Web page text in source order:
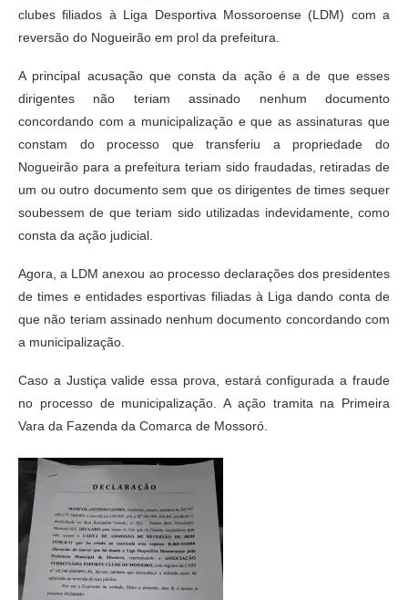
clubes filiados à Liga Desportiva Mossoroense (LDM) com a
reversão do Nogueirão em prol da prefeitura.
A principal acusação que consta da ação é a de que esses
dirigentes não teriam assinado nenhum documento
concordando com a municipalização e que as assinaturas que
constam do processo que transferiu a propriedade do
Nogueirão para a prefeitura teriam sido fraudadas, retiradas de
um ou outro documento sem que os dirigentes de times sequer
soubessem de que teriam sido utilizadas indevidamente, como
consta da ação judicial.
Agora, a LDM anexou ao processo declarações dos presidentes
de times e entidades esportivas filiadas à Liga dando conta de
que não teriam assinado nenhum documento concordando com
a municipalização.
Caso a Justiça valide essa prova, estará configurada a fraude
no processo de municipalização. A ação tramita na Primeira
Vara da Fazenda da Comarca de Mossoró.